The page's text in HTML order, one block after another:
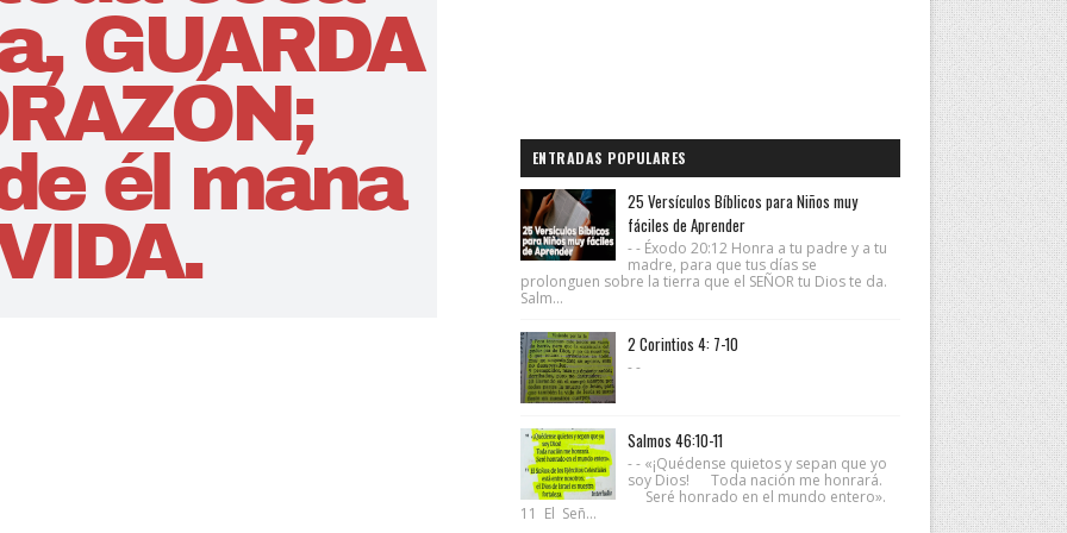
ENTRADAS POPULARES
25 Versículos Bíblicos para Niños muy
fáciles de Aprender
- - Éxodo 20:12 Honra a tu padre y a tu
madre, para que tus días se
prolonguen sobre la tierra que el SEÑOR tu Dios te da.
Salm...
2 Corintios 4: 7-10
- -
Salmos 46:10-11
- - «¡Quédense quietos y sepan que yo
soy Dios! Toda nación me honrará.
Seré honrado en el mundo entero».
11 El Señ...